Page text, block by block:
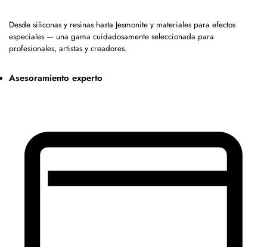
Desde siliconas y resinas hasta Jesmonite y materiales para efectos
especiales — una gama cuidadosamente seleccionada para
profesionales, artistas y creadores.
Asesoramiento experto